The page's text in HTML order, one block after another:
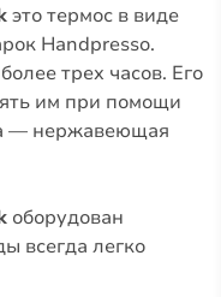
это термос в виде
Handpresso.
трех часов. Его
им при помощи
— нержавеющая
оборудован
всегда легко